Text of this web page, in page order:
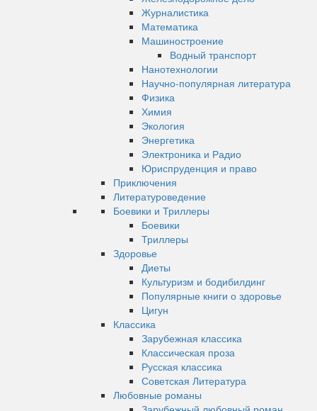
Журналистика
Математика
Машиностроение
Водный транспорт
Нанотехнологии
Научно-популярная литература
Физика
Химия
Экология
Энергетика
Электроника и Радио
Юриспруденция и право
Приключения
Литературоведение
Боевики и Триллеры
Боевики
Триллеры
Здоровье
Диеты
Культуризм и бодибилдинг
Популярные книги о здоровье
Цигун
Классика
Зарубежная классика
Классическая проза
Русская классика
Советская Литература
Любовные романы